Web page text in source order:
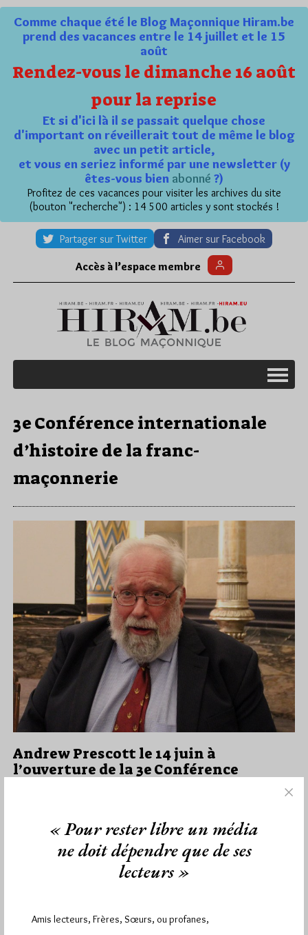
Comme chaque été le Blog Maçonnique Hiram.be
prend des vacances entre le 14 juillet et le 15
août
Rendez-vous le dimanche 16 août
pour la reprise
Et si d'ici là il se passait quelque chose
d'important on réveillerait tout de même le blog
avec un petit article,
et vous en seriez informé par une newsletter (y
êtes-vous bien abonné ?)
Profitez de ces vacances pour visiter les archives du site
(bouton "recherche") : 14 500 articles y sont stockés !
Partager sur Twitter Aimer sur Facebook
Accès à l’espace membre
3e Conférence internationale
d’histoire de la franc-
maçonnerie
Andrew Prescott le 14 juin à
l’ouverture de la 3e Conférence
Jeudi 30/05/19
Lu 3889 fois
Le 21 avril nous vous avions annoncé la 3e Conférence
internationale d'histoire de la franc-maçonnerie, ou World
« Pour rester libre un média
ne doit dépendre que de ses
lecteurs »
Amis lecteurs, Frères, Sœurs, ou profanes,